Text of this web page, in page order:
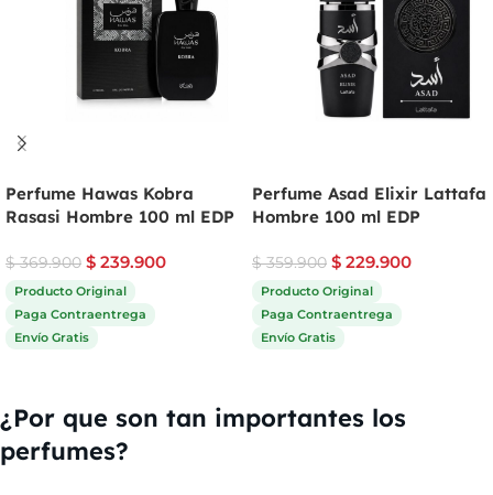
Perfume Hawas Kobra
Rasasi Hombre 100 ml EDP
$369.900 $ 239.900
Producto Original
Paga Contraentrega
Envío Gratis
Perfume Asad Elixir Lattafa
Hombre 100 ml EDP
$359.900 $ 229.900
Producto Original
Paga Contraentrega
Envío Gratis
¿Por que son tan importantes los
perfumes?